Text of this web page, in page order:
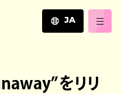
JA
ZH
をリリ